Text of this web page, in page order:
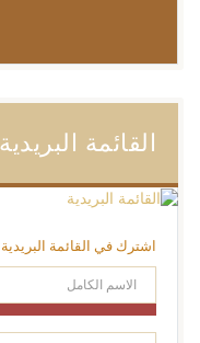
القائمة البريدية
اشترك في القائمة